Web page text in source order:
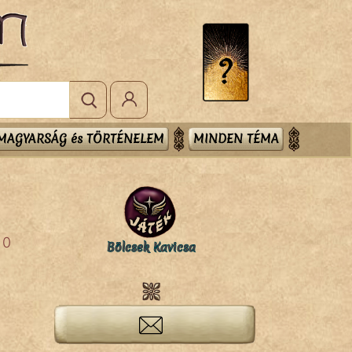
és TÖRTÉNELEM MINDEN TÉMA
0 Bölcsek Kavicsa